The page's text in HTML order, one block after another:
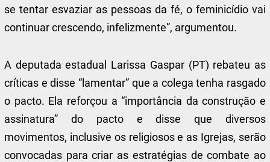
se tentar esvaziar as pessoas da fé, o feminicídio vai
continuar crescendo, infelizmente”, argumentou.
A deputada estadual Larissa Gaspar (PT) rebateu as
críticas e disse “lamentar” que a colega tenha rasgado
o pacto. Ela reforçou a “importância da construção e
assinatura” do pacto e disse que diversos
movimentos, inclusive os religiosos e as Igrejas, serão
convocadas para criar as estratégias de combate ao